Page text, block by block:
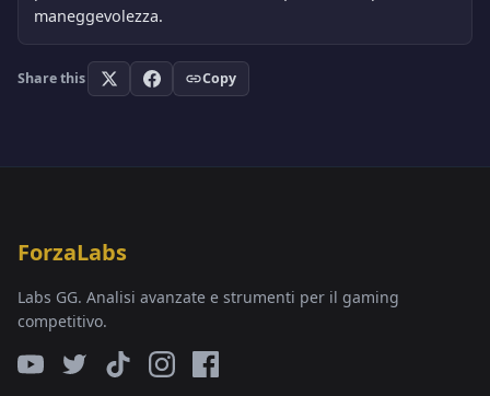
maneggevolezza.
Share this Copy
ForzaLabs
Labs GG. Analisi avanzate e strumenti per il gaming
competitivo.